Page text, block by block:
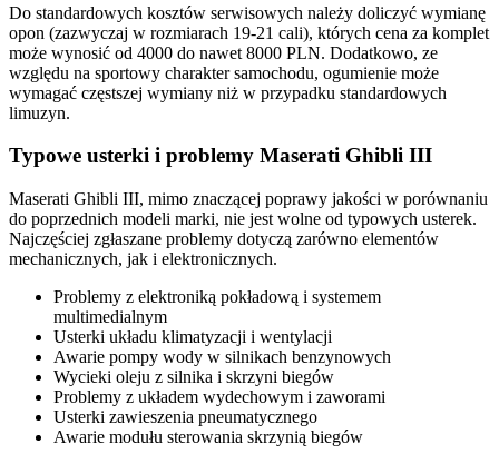
Do standardowych kosztów serwisowych należy doliczyć wymianę
opon (zazwyczaj w rozmiarach 19-21 cali), których cena za komplet
może wynosić od 4000 do nawet 8000 PLN. Dodatkowo, ze
względu na sportowy charakter samochodu, ogumienie może
wymagać częstszej wymiany niż w przypadku standardowych
limuzyn.
Typowe usterki i problemy Maserati Ghibli III
Maserati Ghibli III, mimo znaczącej poprawy jakości w porównaniu
do poprzednich modeli marki, nie jest wolne od typowych usterek.
Najczęściej zgłaszane problemy dotyczą zarówno elementów
mechanicznych, jak i elektronicznych.
Problemy z elektroniką pokładową i systemem
multimedialnym
Usterki układu klimatyzacji i wentylacji
Awarie pompy wody w silnikach benzynowych
Wycieki oleju z silnika i skrzyni biegów
Problemy z układem wydechowym i zaworami
Usterki zawieszenia pneumatycznego
Awarie modułu sterowania skrzynią biegów